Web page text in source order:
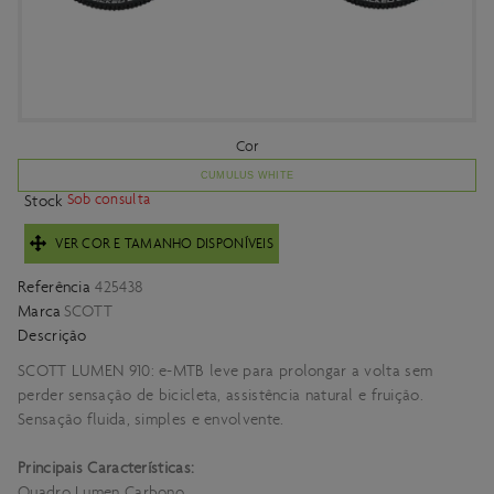
Cor
CUMULUS WHITE
Stock Sob consulta
VER COR E TAMANHO DISPONÍVEIS
Referência 425438
Marca SCOTT
Descrição
SCOTT LUMEN 910: e-MTB leve para prolongar a volta sem
perder sensação de bicicleta, assistência natural e fruição.
Sensação fluida, simples e envolvente.
Principais Características: